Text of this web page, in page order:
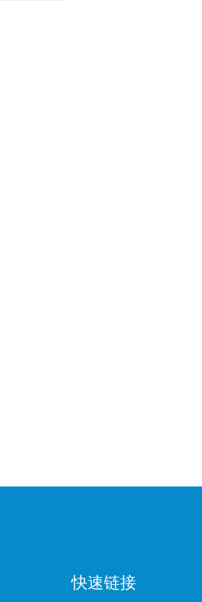
快速链接